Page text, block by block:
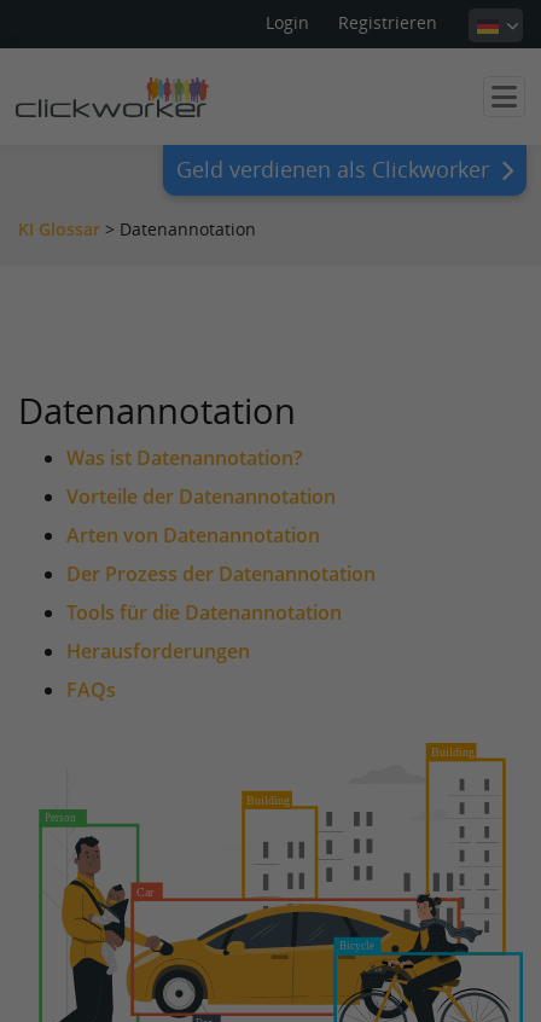
Login Registrieren
Geld verdienen als Clickworker
KI Glossar > Datenannotation
Datenannotation
Was ist Datenannotation?
Vorteile der Datenannotation
Arten von Datenannotation
Der Prozess der Datenannotation
Tools für die Datenannotation
Herausforderungen
FAQs